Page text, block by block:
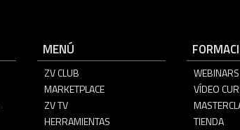
MENÚ
ZV CLUB
MARKETPLACE
ZV TV
HERRAMIENTAS
WEBINARS
VÍDEO
TIENDA